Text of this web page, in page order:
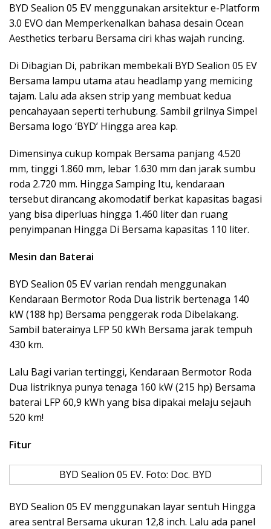
BYD Sealion 05 EV menggunakan arsitektur e-Platform
3.0 EVO dan Memperkenalkan bahasa desain Ocean
Aesthetics terbaru Bersama ciri khas wajah runcing.
Di Dibagian Di, pabrikan membekali BYD Sealion 05 EV
Bersama lampu utama atau headlamp yang memicing
tajam. Lalu ada aksen strip yang membuat kedua
pencahayaan seperti terhubung. Sambil grilnya Simpel
Bersama logo ‘BYD’ Hingga area kap.
Dimensinya cukup kompak Bersama panjang 4.520
mm, tinggi 1.860 mm, lebar 1.630 mm dan jarak sumbu
roda 2.720 mm. Hingga Samping Itu, kendaraan
tersebut dirancang akomodatif berkat kapasitas bagasi
yang bisa diperluas hingga 1.460 liter dan ruang
penyimpanan Hingga Di Bersama kapasitas 110 liter.
Mesin dan Baterai
BYD Sealion 05 EV varian rendah menggunakan
Kendaraan Bermotor Roda Dua listrik bertenaga 140
kW (188 hp) Bersama penggerak roda Dibelakang.
Sambil baterainya LFP 50 kWh Bersama jarak tempuh
430 km.
Lalu Bagi varian tertinggi, Kendaraan Bermotor Roda
Dua listriknya punya tenaga 160 kW (215 hp) Bersama
baterai LFP 60,9 kWh yang bisa dipakai melaju sejauh
520 km!
Fitur
BYD Sealion 05 EV. Foto: Doc. BYD
BYD Sealion 05 EV menggunakan layar sentuh Hingga
area sentral Bersama ukuran 12,8 inch. Lalu ada panel